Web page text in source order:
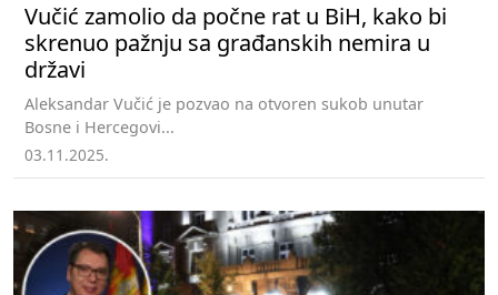
Vučić zamolio da počne rat u BiH, kako bi
skrenuo pažnju sa građanskih nemira u
državi
Aleksandar Vučić je pozvao na otvoren sukob unutar
Bosne i Hercegovi...
03.11.2025.